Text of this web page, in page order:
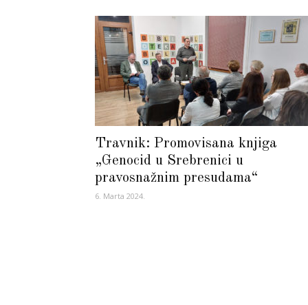
Travnik: Promovisana knjiga
„Genocid u Srebrenici u
pravosnažnim presudama“
6. Marta 2024.